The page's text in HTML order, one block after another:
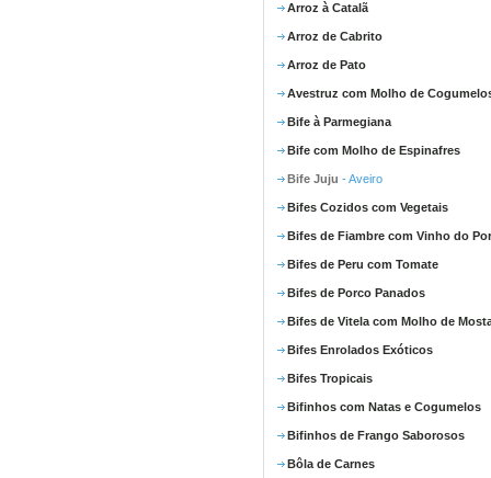
Arroz à Catalã
Arroz de Cabrito
Arroz de Pato
Avestruz com Molho de
Bife à Parmegiana
Bife com Molho de Espinafres
Bife Juju - Aveiro
Bifes Cozidos com Vegetais
Bifes de Fiambre com Vinho do
Bifes de Peru com Tomate
Bifes de Porco Panados
Bifes de Vitela com Molho de
Bifes Enrolados Exóticos
Bifes Tropicais
Bifinhos com Natas e Cogumelos
Bifinhos de Frango Saborosos
Bôla de Carnes